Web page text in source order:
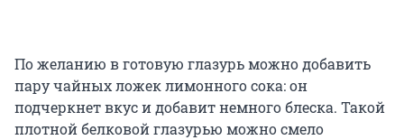
По желанию в готовую глазурь можно добавить
пару чайных ложек лимонного сока: он
подчеркнет вкус и добавит немного блеска. Такой
плотной белковой глазурью можно смело